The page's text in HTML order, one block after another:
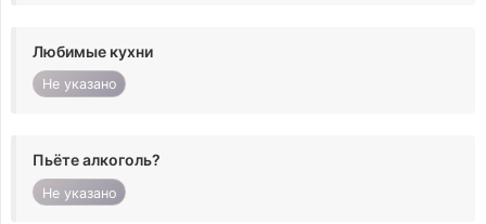
Любимые кухни
Не указано
Пьёте алкоголь?
Не указано